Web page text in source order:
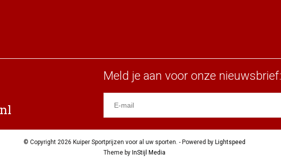
Meld je aan voor onze nieuwsbrief:
© Copyright 2026 Kuiper Sportprijzen voor al uw sporten. - Powered by Lightspeed
Theme by InStijl Media